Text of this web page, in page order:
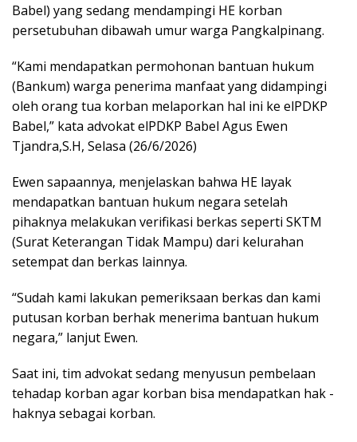
Babel) yang sedang mendampingi HE korban
persetubuhan dibawah umur warga Pangkalpinang.
“Kami mendapatkan permohonan bantuan hukum
(Bankum) warga penerima manfaat yang didampingi
oleh orang tua korban melaporkan hal ini ke elPDKP
Babel,” kata advokat elPDKP Babel Agus Ewen
Tjandra,S.H, Selasa (26/6/2026)
Ewen sapaannya, menjelaskan bahwa HE layak
mendapatkan bantuan hukum negara setelah
pihaknya melakukan verifikasi berkas seperti SKTM
(Surat Keterangan Tidak Mampu) dari kelurahan
setempat dan berkas lainnya.
“Sudah kami lakukan pemeriksaan berkas dan kami
putusan korban berhak menerima bantuan hukum
negara,” lanjut Ewen.
Saat ini, tim advokat sedang menyusun pembelaan
tehadap korban agar korban bisa mendapatkan hak -
haknya sebagai korban.